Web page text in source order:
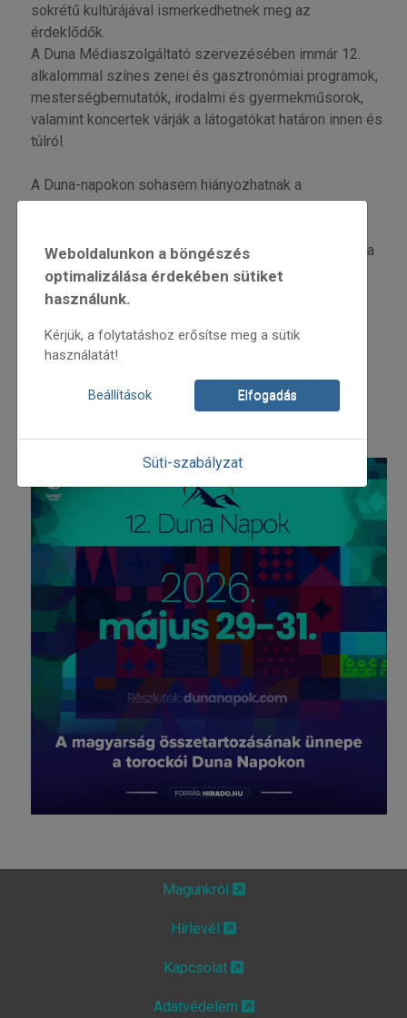
sokrétű kultúrájával ismerkedhetnek meg az
érdeklődők.
A Duna Médiaszolgáltató szervezésében immár 12.
alkalommal színes zenei és gasztronómiai programok,
mesterségbemutatók, irodalmi és gyermekműsorok,
valamint koncertek várják a látogatókat határon innen és
túlról.
A Duna-napokon sohasem hiányozhatnak a
hagyományőrző programok, a magyarság évezredes
A pódiumszínpadon mások mellett fellép Dalinda és a
Fonó zenekar, Berecz István pedig táncházba hívja a
látogatókat.
Finom falatokban sem lesz hiány az Erdély ízei
főzőversenynek köszönhetően.
További információ:
Weboldalunkon a böngészés
optimalizálása érdekében sütiket
használunk.
Kérjük, a folytatáshoz erősítse meg a sütik
használatát!
Beállítások Elfogadás
Süti-szabályzat
Magunkról
Hírlevél
Kapcsolat
Adatvédelem